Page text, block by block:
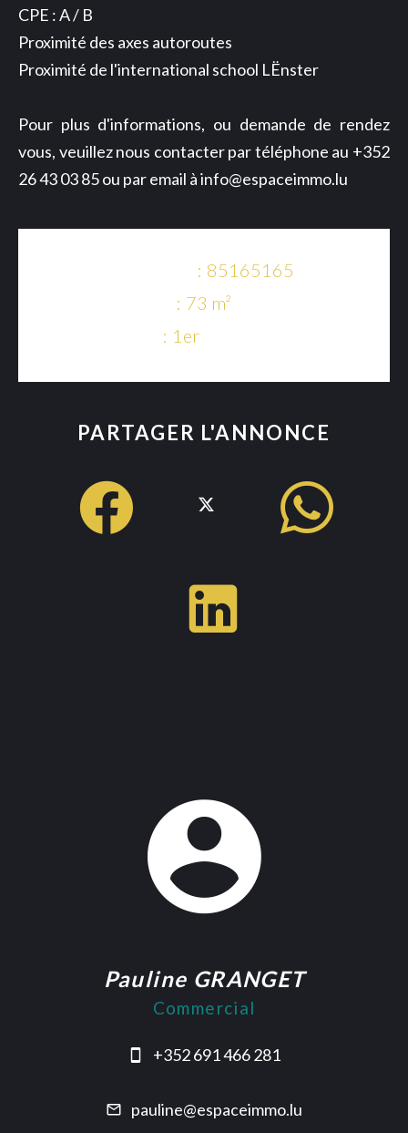
CPE : A / B
Proximité des axes autoroutes
Proximité de l'international school LËnster
Pour plus d'informations, ou demande de rendez
vous, veuillez nous contacter par téléphone au +352
26 43 03 85 ou par email à info@espaceimmo.lu
85165165
73 m²
1er
PARTAGER L'ANNONCE
Pauline GRANGET
Commercial
+352 691 466 281
pauline@espaceimmo.lu